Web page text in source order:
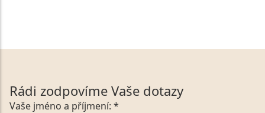
Rádi zodpovíme Vaše dotazy
Vaše jméno a příjmení: *